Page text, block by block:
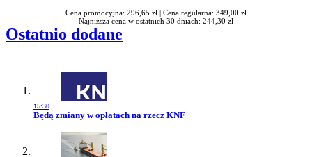
Cena promocyjna: 296,65 zł | Cena regularna: 349,00 zł
Najniższa cena w ostatnich 30 dniach: 244,30 zł
Ostatnio dodane
15:30
Przejdź do artykułu:
Będą zmiany w opłatach na rzecz KNF